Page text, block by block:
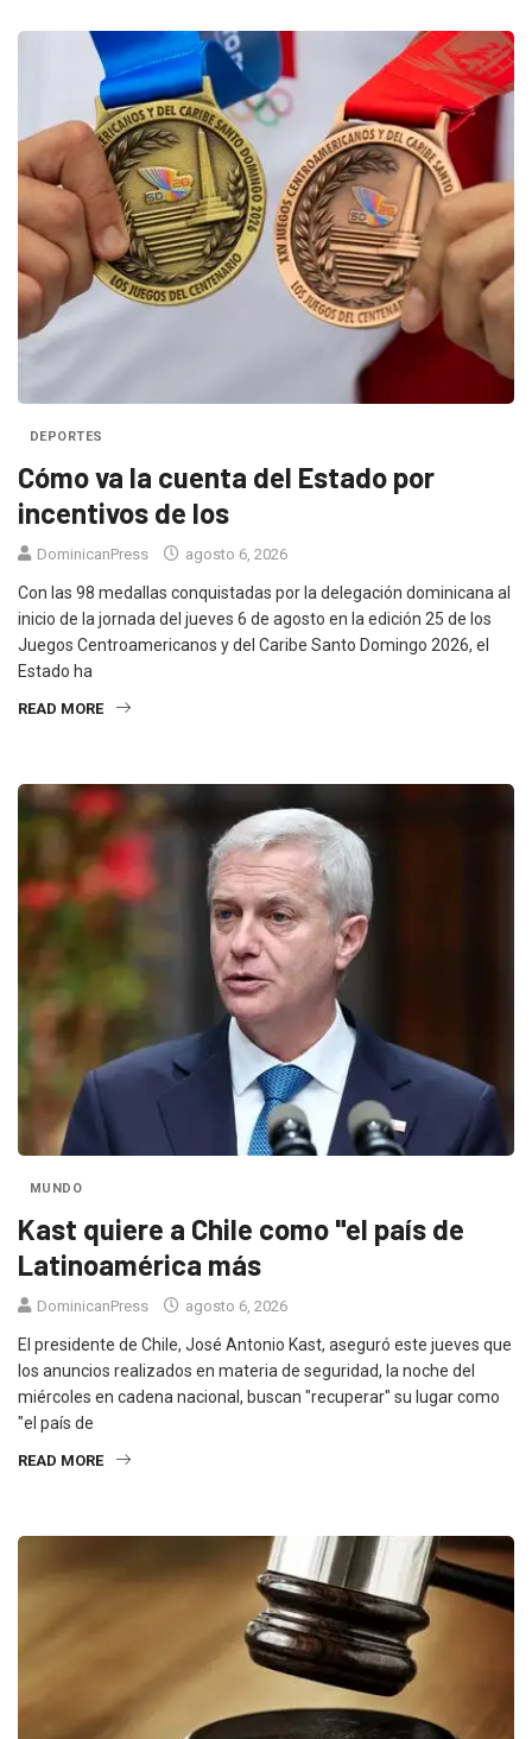
DEPORTES
Cómo va la cuenta del Estado por
incentivos de los
DominicanPress agosto 6, 2026
Con las 98 medallas conquistadas por la delegación dominicana al
inicio de la jornada del jueves 6 de agosto en la edición 25 de los
Juegos Centroamericanos y del Caribe Santo Domingo 2026, el
Estado ha
READ MORE
MUNDO
Kast quiere a Chile como "el país de
Latinoamérica más
DominicanPress agosto 6, 2026
El presidente de Chile, José Antonio Kast, aseguró este jueves que
los anuncios realizados en materia de seguridad, la noche del
miércoles en cadena nacional, buscan "recuperar" su lugar como
"el país de
READ MORE